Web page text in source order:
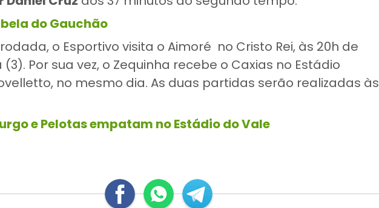
do Gauchão
o Esportivo visita o Aimoré no Cristo Rei, às 20h de
Por sua vez, o Zequinha recebe o Caxias no Estádio
no mesmo dia. As duas partidas serão realizadas às
e Pelotas empatam no Estádio do Vale